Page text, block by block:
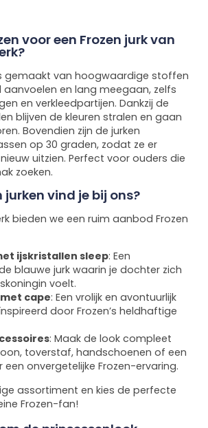
voor een Frozen jurk van
gemaakt van hoogwaardige stoffen
en lang meegaan, zelfs
en verkleedpartijen. Dankzij de
blijven de kleuren stralen en gaan
Bovendien zijn de jurken
op 30 graden, zodat ze er
uitzien. Perfect voor ouders die
zoeken.
jurken vind je bij ons?
bieden we een ruim aanbod Frozen
ijskristallen sleep: Een
blauwe jurk waarin je dochter zich
voelt.
cape: Een vrolijk en avontuurlijk
door Frozen’s heldhaftige
: Maak de look compleet
toverstaf, handschoenen of een
een onvergetelijke Frozen-ervaring.
assortiment en kies de perfecte
Frozen-fan!